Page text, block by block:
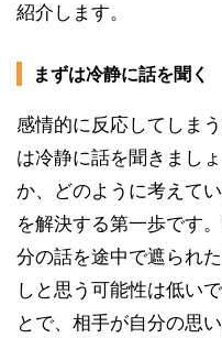
紹介します。
まずは冷静に話を聞く
感情的に反応してしま
は冷静に話を聞きまし
か、どのように考えて
を解決する第一歩です
分の話を途中で遮られ
しと思う可能性は低い
とで、相手が自分の思